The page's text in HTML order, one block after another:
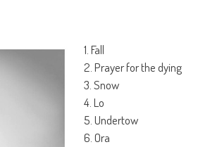
1. Fall
2. Prayer for the dying
3. Snow
4. Lo
5. Undertow
6. Ora